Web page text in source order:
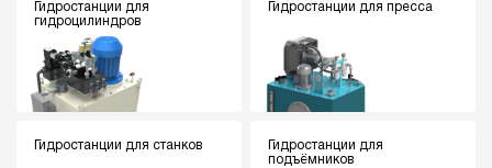
Гидростанции для
гидроцилиндров
Гидростанции для пресса
Гидростанции для станков
Гидростанции для
подъёмников